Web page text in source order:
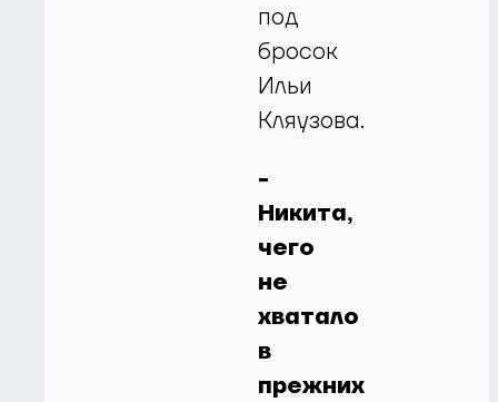
под
бросок
Ильи
Кляузова.
-
Никита,
чего
не
хватало
в
прежних